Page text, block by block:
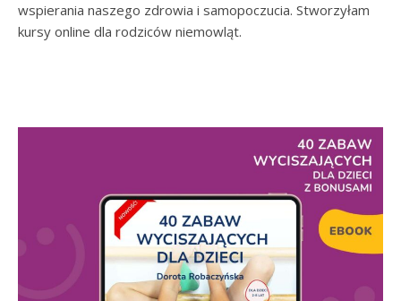
wspierania naszego zdrowia i samopoczucia. Stworzyłam
kursy online dla rodziców niemowląt.